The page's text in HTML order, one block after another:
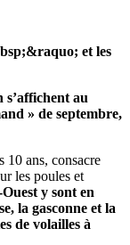
au
» de septembre,
10 ans, consacre
les poules et
y sont en
la gasconne et la
de volailles à